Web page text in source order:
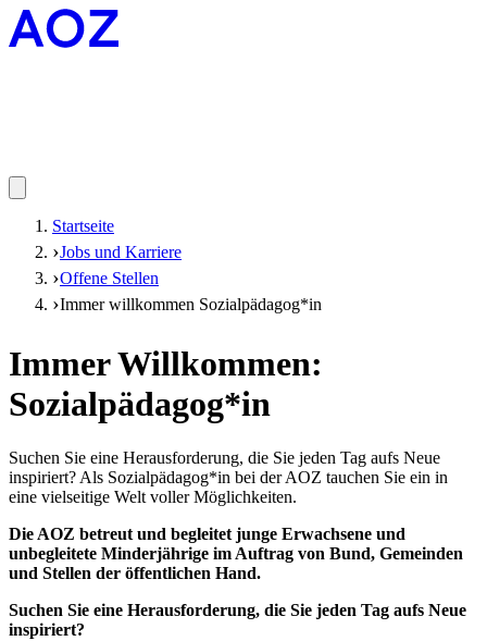
Startseite
Jobs und Karriere
Offene Stellen
Immer willkommen Sozialpädagog*in
Immer Willkommen:
Sozialpädagog*in
Suchen Sie eine Herausforderung, die Sie jeden Tag aufs Neue
inspiriert? Als Sozialpädagog*in bei der AOZ tauchen Sie ein in
eine vielseitige Welt voller Möglichkeiten.
Die AOZ betreut und begleitet junge Erwachsene und
unbegleitete Minderjährige im Auftrag von Bund, Gemeinden
und Stellen der öffentlichen Hand.
Suchen Sie eine Herausforderung, die Sie jeden Tag aufs Neue
inspiriert?